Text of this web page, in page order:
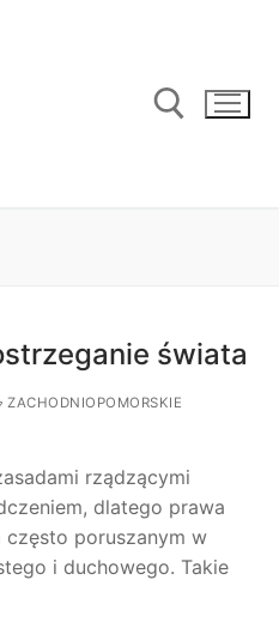
świata
ZACHODNIOPOMORSKIE
rządzącymi
dlatego prawa
poruszanym w
i duchowego. Takie